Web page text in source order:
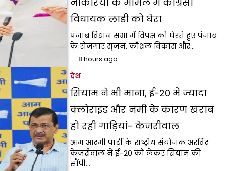
विधायक लाडी को घेरा
पंजाब विधान सभा में विपक्ष को घेरते हुए पंजाब
के रोजगार सृजन, कौशल विकास और…
8 hours ago
देश
सियाम ने भी माना, ई-20 में ज्यादा
क्लोराइड और नमी के कारण खराब
हो रही गाड़ियां- केजरीवाल
आम आदमी पार्टी के राष्ट्रीय संयोजक अरविंद
केजरीवाल ने ई-20 को लेकर सियाम की
सौंपी…